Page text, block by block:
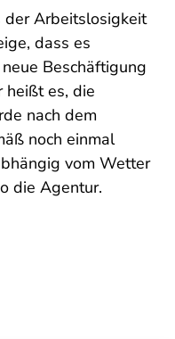
Arbeitslosigkeit
dass es
Beschäftigung
heißt es, die
nach dem
noch einmal
vom Wetter
die Agentur.